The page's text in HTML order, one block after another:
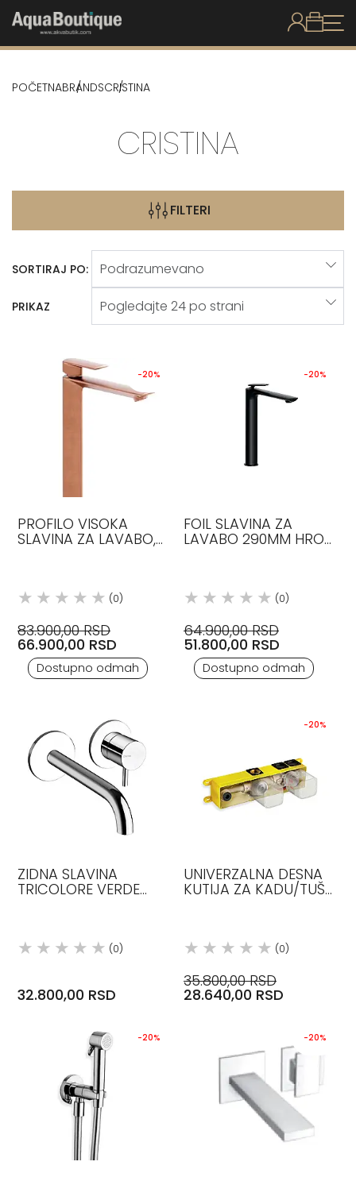
POČETNABRANDSCRISTINA
CRISTINA
FILTERI
SORTIRAJ PO:
PRIKAZ
-20%
PROFILO VISOKA
SLAVINA ZA LAVABO,
(0)
83.900,00 RSD
66.900,00 RSD
Dostupno odmah
-20%
FOIL SLAVINA ZA
LAVABO 290MM HROM
(0)
64.900,00 RSD
51.800,00 RSD
Dostupno odmah
ZIDNA SLAVINA
TRICOLORE VERDE
(0)
32.800,00 RSD
-20%
UNIVERZALNA DESNA
KUTIJA ZA KADU/TUŠ
(0)
35.800,00 RSD
28.640,00 RSD
-20% -20%